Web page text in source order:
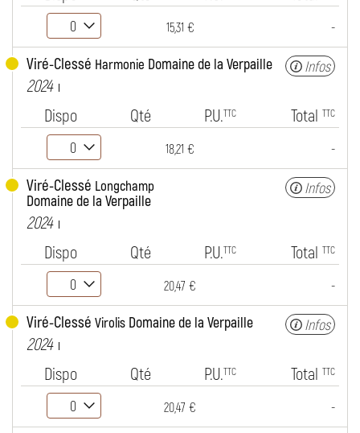
15,31 € -
Viré-Clessé Harmonie Domaine de la Verpaille
2024
Infos
Dispo Qté P.U.TTC Total TTC
18,21 € -
Viré-Clessé Longchamp
Domaine de la Verpaille
2024
Infos
Dispo Qté P.U.TTC Total TTC
20,47 € -
Viré-Clessé Virolis Domaine de la Verpaille
2024
Infos
Dispo Qté P.U.TTC Total TTC
20,47 € -